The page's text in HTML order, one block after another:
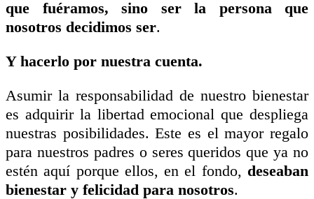
que fuéramos, sino ser la persona que
nosotros decidimos ser.
Y hacerlo por nuestra cuenta.
Asumir la responsabilidad de nuestro bienestar
es adquirir la libertad emocional que despliega
nuestras posibilidades. Este es el mayor regalo
para nuestros padres o seres queridos que ya no
estén aquí porque ellos, en el fondo, deseaban
bienestar y felicidad para nosotros.